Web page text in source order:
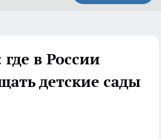
в России
детские сады